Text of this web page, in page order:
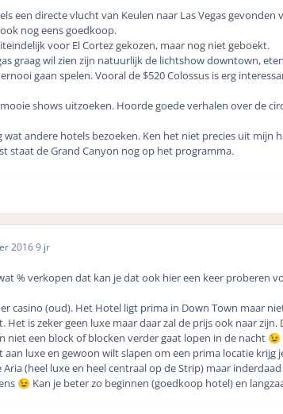
een directe vlucht van Keulen naar Las Vegas
nog eens goedkoop.
voor El Cortez gekozen, maar nog niet geboekt.
graag wil zien zijn natuurlijk de lichtshow downtown,
gaan spelen. Vooral de $520 Colossus is erg
shows uitzoeken. Hoorde goede verhalen over de
wat andere hotels bezoeken. Ken het niet precies uit
staat de Grand Canyon nog op het programma.
20169 jr
% verkopen dat kan je dat ook hier een keer proberen
casino (oud). Het Hotel ligt prima in Down Town maar
Het is zeker geen luxe maar daar zal de prijs ook naar
niet een block of blocken verder gaat lopen in de nacht 😉
luxe en gewoon wilt slapen om een prima locatie
(heel luxe en heel centraal op de Strip) maar
😉Kan je beter zo beginnen (goedkoop hotel) en